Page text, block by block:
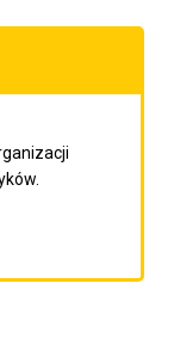
do następnego